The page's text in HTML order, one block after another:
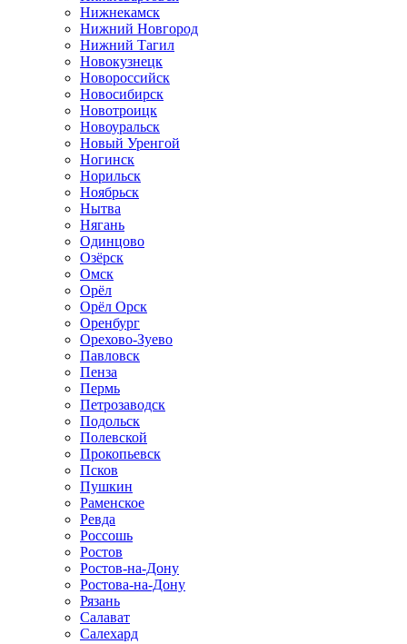
Нижнекамск
Нижний Новгород
Нижний Тагил
Новокузнецк
Новороссийск
Новосибирск
Новотроицк
Новоуральск
Новый Уренгой
Ногинск
Норильск
Ноябрьск
Нытва
Нягань
Одинцово
Озёрск
Омск
Орёл
Орёл Орск
Оренбург
Орехово-Зуево
Павловск
Пенза
Пермь
Петрозаводск
Подольск
Полевской
Прокопьевск
Псков
Пушкин
Раменское
Ревда
Россошь
Ростов
Ростов-на-Дону
Ростова-на-Дону
Рязань
Салават
Салехард